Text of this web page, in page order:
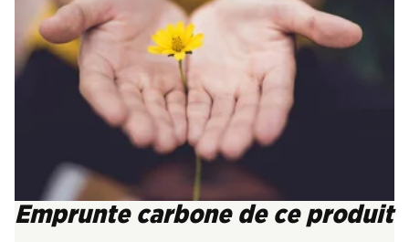
Emprunte carbone de ce produit